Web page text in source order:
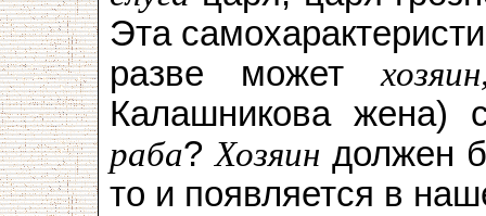
Эта
разве может
Калашникова жена)
раба?Хозяин должен
то и появляется в